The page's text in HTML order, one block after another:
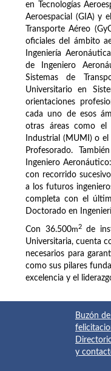
en Tecnologías
Aeroespacial (GIA) y
Transporte Aéreo
oficiales del ámbito
Ingeniería
de Ingeniero
Sistemas de
Universitario en
orientaciones
cada uno de esos
otras áreas como el
Industrial (MUMI) o
Profesorado.
Ingeniero
con recorrido
a los futuros
completa con el
Doctorado en
Con 36.500m2
de
Universitaria, cuenta
necesarios para
como sus pilares
excelencia y el
Buzón
y